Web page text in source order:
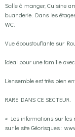
Salle à manger, Cuisine
buanderie. Dans les
WC.
Vue époustouflante sur
Ideal pour une famille
L'ensemble est très bien
RARE DANS CE SECTEUR.
« Les informations sur les
sur le site Géorisques :